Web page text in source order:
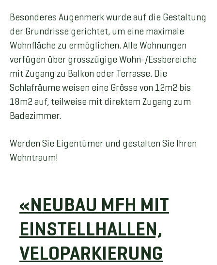
Besonderes Augenmerk wurde auf die Gestaltung
der Grundrisse gerichtet, um eine maximale
Wohnfläche zu ermöglichen. Alle Wohnungen
verfügen über grosszügige Wohn-/Essbereiche
mit Zugang zu Balkon oder Terrasse. Die
Schlafräume weisen eine Grösse von 12m2 bis
18m2 auf, teilweise mit direktem Zugang zum
Badezimmer.
Werden Sie Eigentümer und gestalten Sie Ihren
Wohntraum!
«NEUBAU MFH MIT
EINSTELLHALLEN,
VELOPARKIERUNG